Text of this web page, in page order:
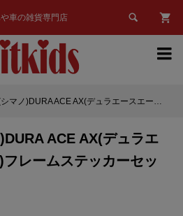
車の雑貨専門店 

ACE AX(デュラエースエーエックス)フレームステッカーセット
ACE AX(デュラエ
レームステッカーセッ